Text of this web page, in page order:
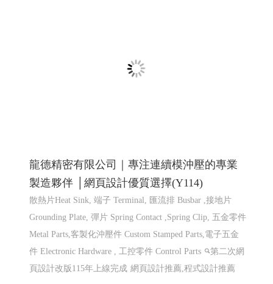
工,汽機車零件加工, CNC 客製品加工, 鍛造零件,汽車零件
鍛造,機車零件鍛造,高雄鍛造公司,汽機車零件鍛造,CNC 加
工,異形品加工,鍛造零�
網頁設計 程式設計 網頁設計
程式設計